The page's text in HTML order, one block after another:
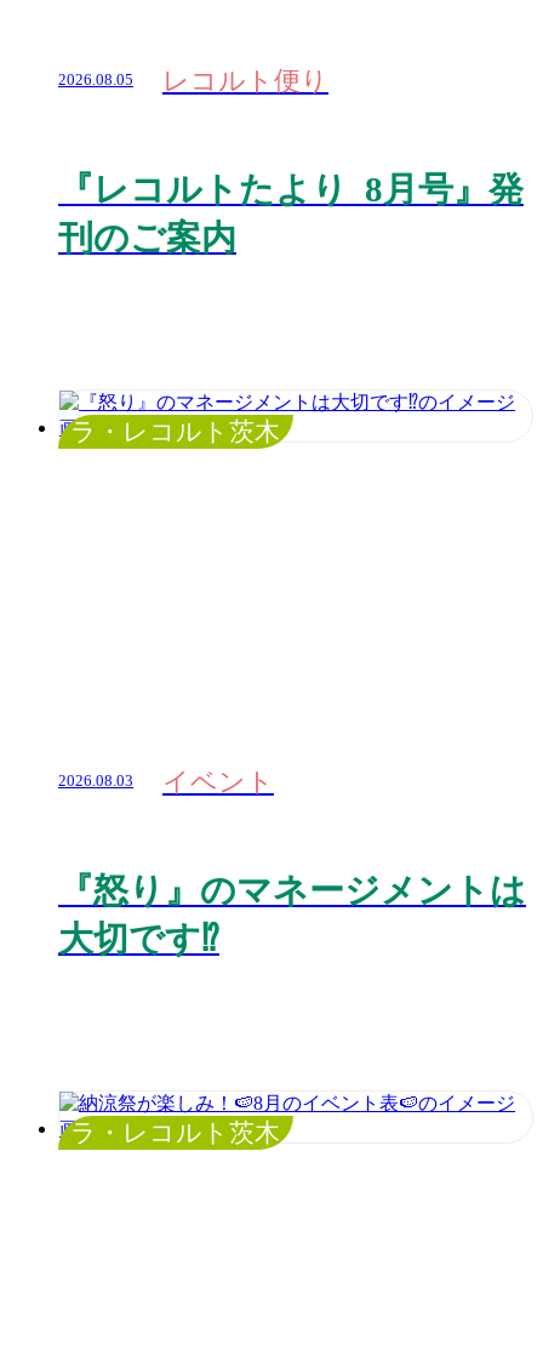
2026.08.05 レコルト便り
『レコルトたより 8月号』発
刊のご案内
ラ・レコルト茨木
2026.08.03 イベント
『怒り』のマネージメントは
大切です⁉️
ラ・レコルト茨木